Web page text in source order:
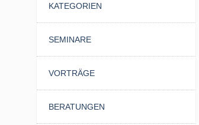
KATEGORIEN
SEMINARE
VORTRÄGE
BERATUNGEN